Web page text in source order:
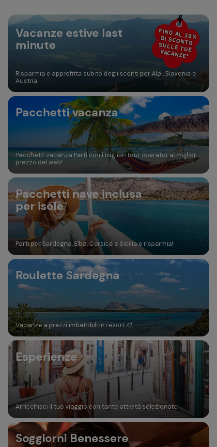
Aggiungi camera
FINO AL 30%
DI SCONTO
SULLE TUE
VACANZE*
Vacanze estive last
minute
Risparmia e approfitta subito degli sconti per Alpi, Slovenia e
Austria
Pacchetti vacanza
Pacchetti vacanza Parti con i migliori tour operator al miglior
prezzo del web!
Pacchetti nave inclusa
per isole
Parti per Sardegna, Elba, Corsica e Sicilia e risparmia!
Roulette Sardegna
Vacanze a prezzi imbattibili in resort 4*
Esperienze
Arricchisci il tuo viaggio con tante attività selezionate
Soggiorni Benessere